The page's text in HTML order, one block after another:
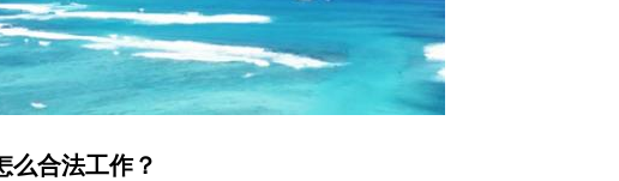
么合法工作？